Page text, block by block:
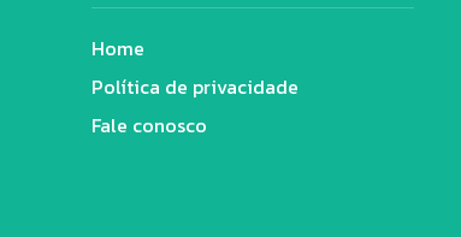
Home
Política de privacidade
Fale conosco